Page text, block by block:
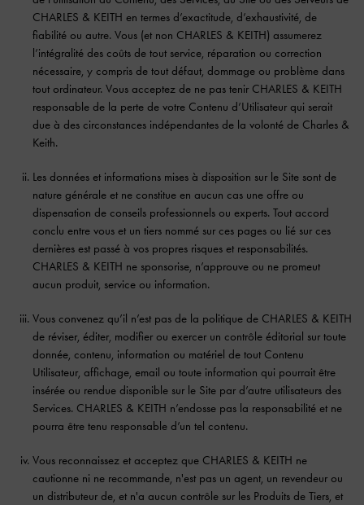
CHARLES & KEITH en termes d’exactitude, d’exhaustivité, de
fiabilité ou autre. Vous (et non CHARLES & KEITH) assumerez
l’intégralité des coûts de tout service, réparation ou correction
nécessaire, y compris de tout défaut, dommage ou problème dans
tout ordinateur. Vous acceptez de ne pas tenir CHARLES & KEITH
responsable de la perte de votre Contenu d’Utilisateur qui serait
due à des circonstances indépendantes de la volonté de Charles &
Keith.
Les données et informations mises à disposition sur le Site sont de
nature générale et ne constitue en aucun cas une offre ou
dispensation de conseils professionnels ou experts. Tout accord
conclu entre vous et un tiers nommé sur ces pages ou lié sur ces
dernières est passé à vos propres risques et responsabilités.
CHARLES & KEITH ne sponsorise, n’approuve ou ne promeut
aucun produit, service ou information.
Vous convenez qu’il n’est pas de la politique de CHARLES & KEITH
de réviser, éditer, modifier ou exercer un contrôle éditorial sur toute
donnée, contenu, information ou matériel de tout Contenu
Utilisateur, affichage, email ou toute information qui pourrait être
insérée ou rendue disponible sur le Site par d’autre utilisateurs des
Services. CHARLES & KEITH n’endosse pas la responsabilité et ne
pourra être tenu responsable d’un tel contenu.
Vous reconnaissez et acceptez que CHARLES & KEITH ne
cautionne ni ne recommande, n'est pas un agent, un revendeur ou
un distributeur de, et n'a aucun contrôle sur les Produits de Tiers, et